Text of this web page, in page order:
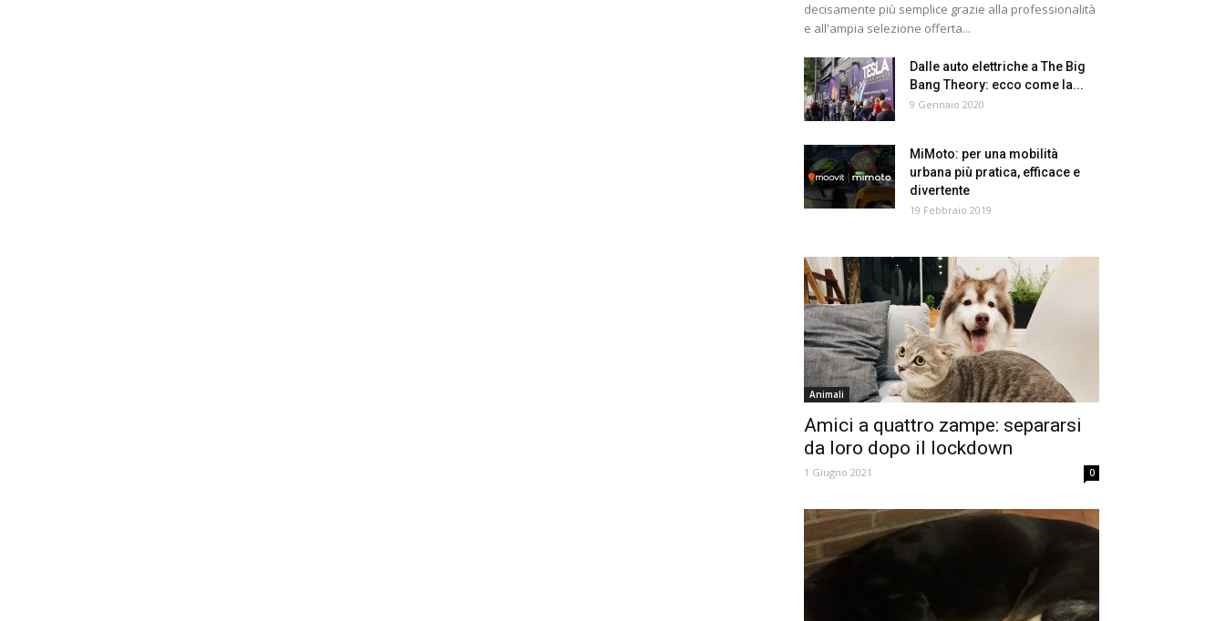
decisamente più semplice grazie alla professionalità
e all'ampia selezione offerta...
Dalle auto elettriche a The Big
Bang Theory: ecco come la...
9 Gennaio 2020
MiMoto: per una mobilità
urbana più pratica, efficace e
divertente
19 Febbraio 2019
Animali
Amici a quattro zampe: separarsi
da loro dopo il lockdown
1 Giugno 2021 0